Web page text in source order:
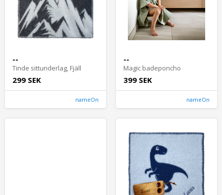
--
Tinde sittunderlag, Fjäll
299 SEK
nameOn
--
Magic badeponcho
399 SEK
nameOn